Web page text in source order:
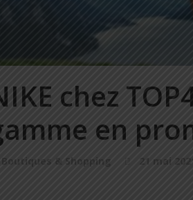
chez
en
Boutiques & Shopping 21 mai